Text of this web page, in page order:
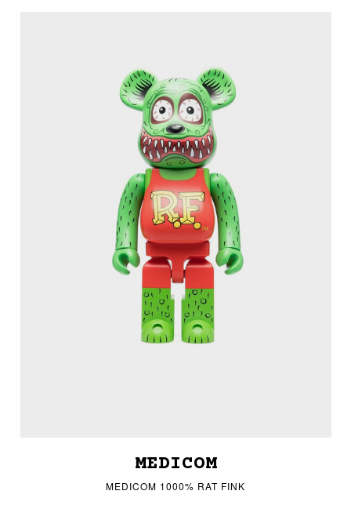
MEDICOM
MEDICOM 1000% RAT FINK